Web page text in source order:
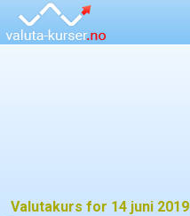
Valutakurs for 14 juni 2019